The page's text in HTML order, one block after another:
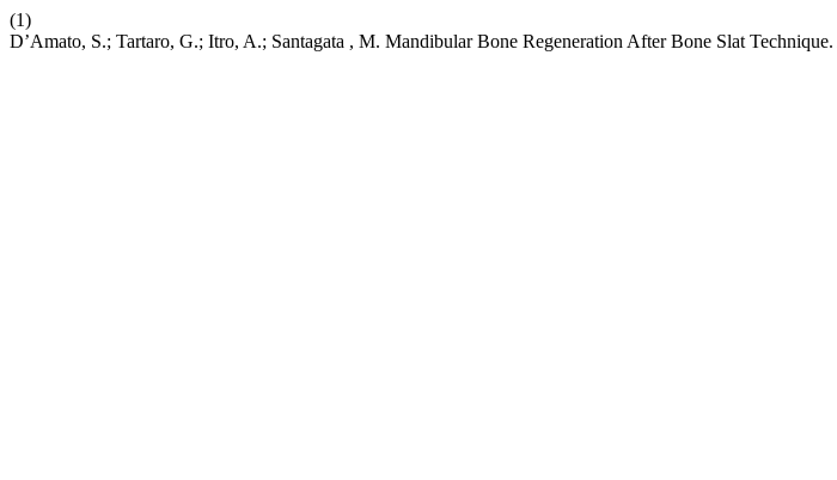
(1)
D’Amato, S.; Tartaro, G.; Itro, A.; Santagata , M. Mandibular Bone Regeneration After Bone Slat Technique.